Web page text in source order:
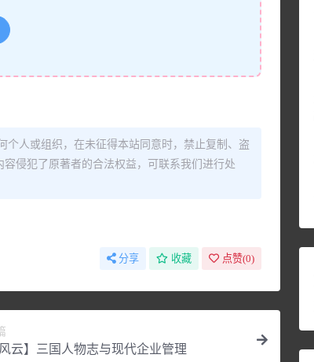
人或组织，在未征得本站同意时，禁止复制、盗
侵犯了原著者的合法权益，可联系我们进行处
分享 收藏 点赞(0)
风云】三国人物志与现代企业管理